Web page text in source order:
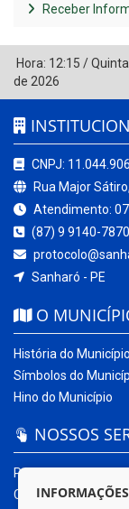
Receber
Hora: 12:15 /
de 2026
CNPJ:
Rua Major
Atendimento:
(87) 9 9140-7870
Sanharó - PE
O
História do Município
Símbolos do
Hino do Município
NOSSOS
Portal da
Carta de Serviços